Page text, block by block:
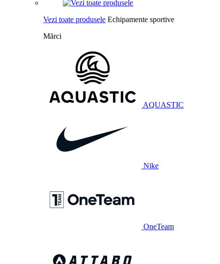
Vezi toate produsele Echipamente sportive
Mărci
AQUASTIC
Nike
OneTeam